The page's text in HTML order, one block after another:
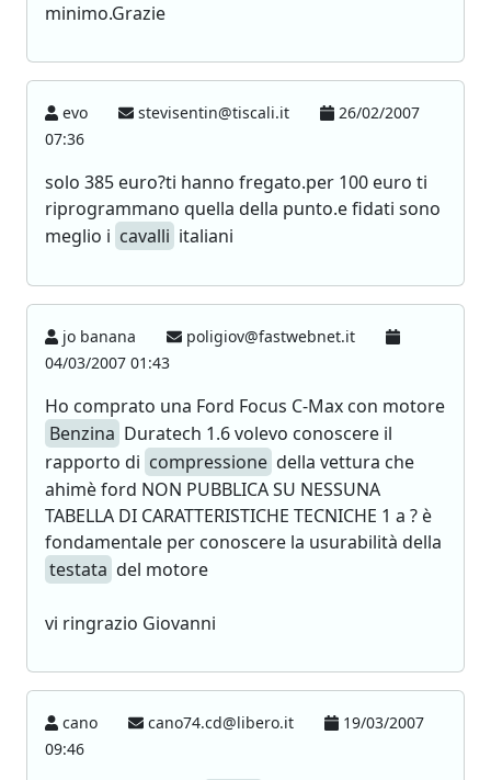
minimo.Grazie
evo stevisentin@tiscali.it
26/02/2007
07:36
solo 385 euro?ti hanno fregato.per 100 euro ti
riprogrammano quella della punto.e fidati sono
meglio i cavalli italiani
jo banana
poligiov@fastwebnet.it
04/03/2007 01:43
Ho comprato una Ford Focus C-Max con motore
Benzina Duratech 1.6 volevo conoscere il
rapporto di compressione della vettura che
ahimè ford NON PUBBLICA SU NESSUNA
TABELLA DI CARATTERISTICHE TECNICHE 1 a ? è
fondamentale per conoscere la usurabilità della
testata del motore
vi ringrazio Giovanni
cano cano74.cd@libero.it
19/03/2007
09:46